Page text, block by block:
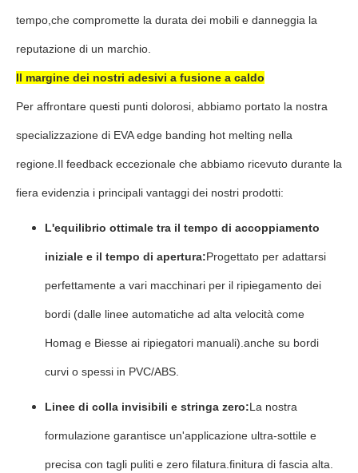
tempo,che compromette la durata dei mobili e danneggia la
reputazione di un marchio.
Il margine dei nostri adesivi a fusione a caldo
Per affrontare questi punti dolorosi, abbiamo portato la nostra
specializzazione di EVA edge banding hot melting nella
regione.Il feedback eccezionale che abbiamo ricevuto durante la
fiera evidenzia i principali vantaggi dei nostri prodotti:
L'equilibrio ottimale tra il tempo di accoppiamento
iniziale e il tempo di apertura:Progettato per adattarsi
perfettamente a vari macchinari per il ripiegamento dei
bordi (dalle linee automatiche ad alta velocità come
Homag e Biesse ai ripiegatori manuali).anche su bordi
curvi o spessi in PVC/ABS.
Linee di colla invisibili e stringa zero:La nostra
formulazione garantisce un'applicazione ultra-sottile e
precisa con tagli puliti e zero filatura.finitura di fascia alta.